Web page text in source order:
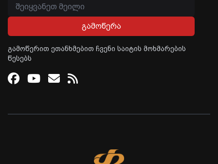
გამოწერა
გამოწერით ეთანხმებით ჩვენი საიტის მოხმარების
წესებს
Facebook
Youtube
Email
RSS